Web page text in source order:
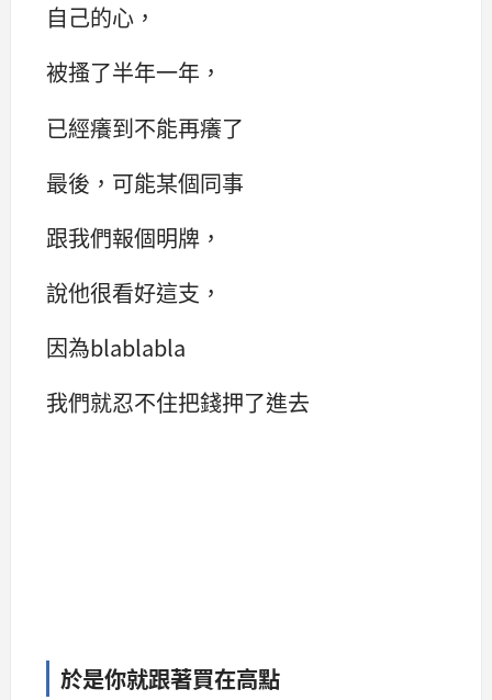
自己的心，
被搔了半年一年，
已經癢到不能再癢了
最後，可能某個同事
跟我們報個明牌，
說他很看好這支，
因為blablabla
我們就忍不住把錢押了進去
於是你就跟著買在高點